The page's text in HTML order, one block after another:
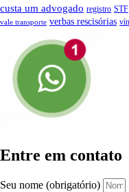
custa um advogado registro STF
vale transporte verbas rescisórias
Entre em contato
Seu nome (obrigatório)